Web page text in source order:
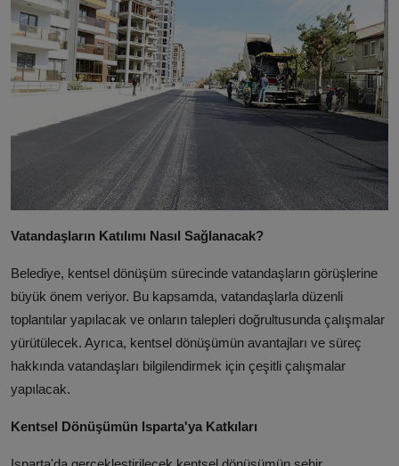
Vatandaşların Katılımı Nasıl Sağlanacak?
Belediye, kentsel dönüşüm sürecinde vatandaşların görüşlerine
büyük önem veriyor. Bu kapsamda, vatandaşlarla düzenli
toplantılar yapılacak ve onların talepleri doğrultusunda çalışmalar
yürütülecek. Ayrıca, kentsel dönüşümün avantajları ve süreç
hakkında vatandaşları bilgilendirmek için çeşitli çalışmalar
yapılacak.
Kentsel Dönüşümün Isparta'ya Katkıları